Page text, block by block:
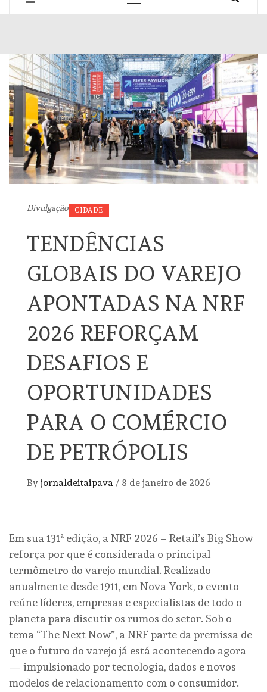
Divulgação CIDADE
TENDÊNCIAS
GLOBAIS DO VAREJO
APONTADAS NA NRF
2026 REFORÇAM
DESAFIOS E
OPORTUNIDADES
PARA O COMÉRCIO
DE PETRÓPOLIS
By jornaldeitaipava / 8 de janeiro de 2026
Em sua 131ª edição, a NRF 2026 – Retail’s Big Show
reforça por que é considerada o principal
termômetro do varejo mundial. Realizado
anualmente desde 1911, em Nova York, o evento
reúne líderes, empresas e especialistas de todo o
planeta para discutir os rumos do setor. Sob o
tema “The Next Now”, a NRF parte da premissa de
que o futuro do varejo já está acontecendo agora
— impulsionado por tecnologia, dados e novos
modelos de relacionamento com o consumidor.